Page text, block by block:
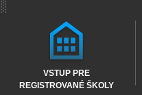
VSTUP PRE
REGISTROVANÉ ŠKOLY